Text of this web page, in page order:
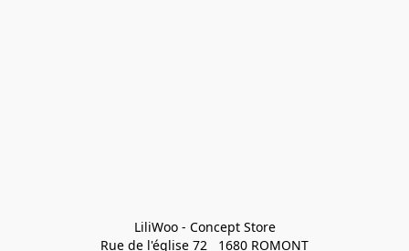
LiliWoo - Concept Store
Rue de l'église 72   1680 ROMONT